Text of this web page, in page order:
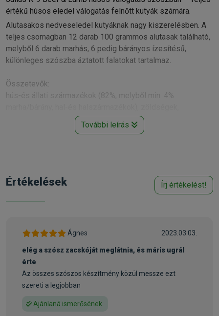
értékű húsos eledel válogatás felnőtt kutyák számára.
Alutasakos nedveseledel kutyáknak nagy kiszerelésben. A
teljes csomagban 12 darab 100 grammos alutasak található,
melyből 6 darab marhás, 6 pedig bárányos ízesítésű,
különleges szószba áztatott falatokat tartalmaz.
Összetevők:
hús-és állati származékok (82%, melyből min. 4%
zöldségfehérje, ásványi anyagok, cukor
Marhahús szószban 6x100g,
Bárányhús szószban 6x100g,
Kiszerelés:
1200g / Karton
További leírás
Értékelések Írj értékelést!
Ágnes 2023.03.03.
elég a szósz zacskóját meglátnia, és máris ugrál
érte
Az összes szószos készítmény közül messze ezt
szereti a legjobban
Ajánlaná ismerősének